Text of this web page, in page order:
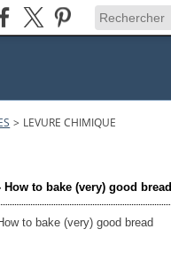
> LEVURE CHIMIQUE
to bake (very) good bread